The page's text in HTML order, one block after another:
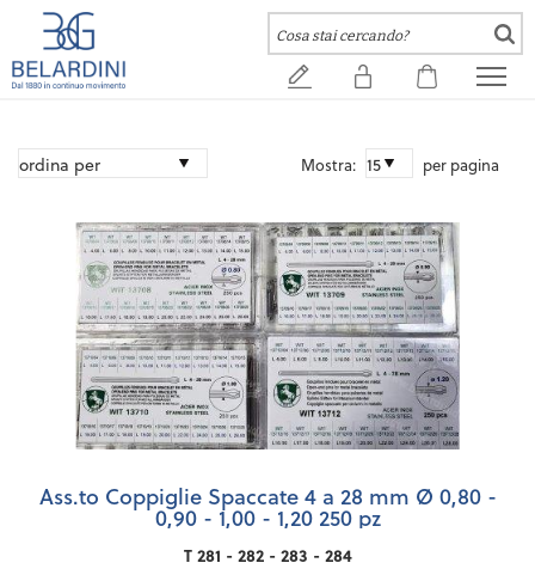
Mostra: per pagina
Ass.to Coppiglie Spaccate 4 a 28 mm Ø 0,80 -
0,90 - 1,00 - 1,20 250 pz
T 281 - 282 - 283 - 284